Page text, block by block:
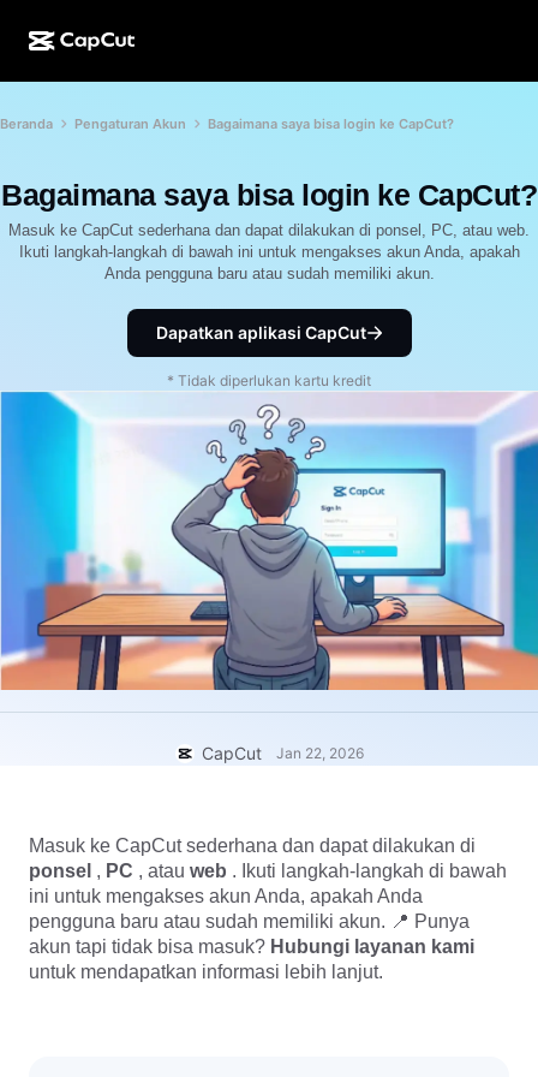
CapCut Desktop
CapCut Online
CapCut Pad
CapCut Mobile
Dreamina AI
Kreasi AI
Studio Video
Pembuat video AI
Pembuat gambar AI
Penyempurna gambar AI
Dreamina Seedance 2.5
Teks & Audio
Keterangan otomatis
Template keterangan
Pengenalan ucapan
Suara khusus
Sempurnakan suara
Kurangi noise
Fitur
Editor & pembuat video
Editor & pembuat gambar
Pembuat & editor suara
Pemasaran
Gaya hidup & Vlog
Desain kustom
Lainnya
Panduan cara
Tren Pasar
Pilihan Teratas
Template media sosial
Template liburan
Lainnya
Template kalender
Template hari jadi
Template bisnis
Template industri
Template kilas balik
Tentang
Inisiatif
Program Pelopor
Creative Partner Program
CapCut Creative Campus
Pusat Kepercayaan
Pusat Bantuan
Beranda Pengaturan Akun Bagaimana saya bisa login ke CapCut?
Bagaimana saya bisa login ke CapCut?
Masuk ke CapCut sederhana dan dapat dilakukan di ponsel, PC, atau web.
Ikuti langkah-langkah di bawah ini untuk mengakses akun Anda, apakah
Anda pengguna baru atau sudah memiliki akun.
Dapatkan aplikasi CapCut
* Tidak diperlukan kartu kredit
CapCut Jan 22, 2026
ponsel , PC , atau web . Ikuti langkah-langkah di bawah
ini untuk mengakses akun Anda, apakah Anda
pengguna baru atau sudah memiliki akun. 📍 Punya
akun tapi tidak bisa masuk?
untuk mendapatkan informasi lebih lanjut.